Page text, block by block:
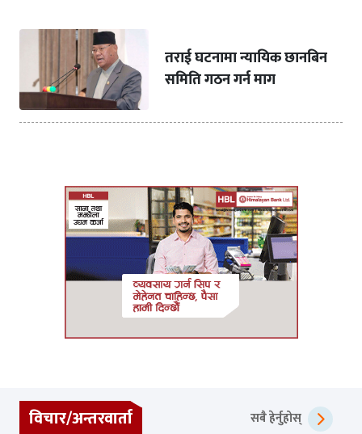
तराई घटनामा न्यायिक छानबिन
समिति गठन गर्न माग
विचार/अन्तरवार्ता सबै हेर्नुहोस्